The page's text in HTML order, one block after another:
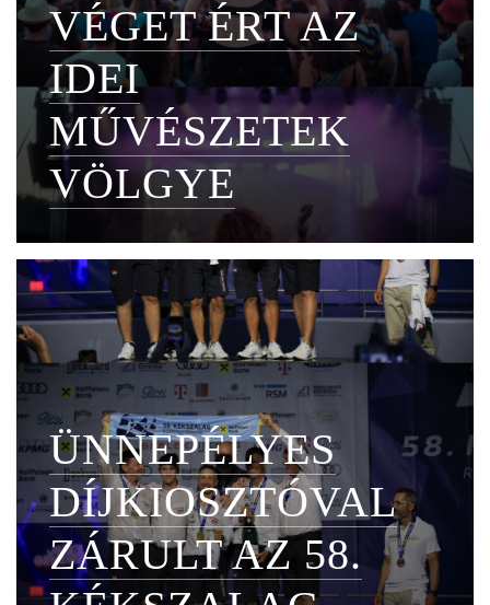
VÉGET ÉRT AZ
IDEI
MŰVÉSZETEK
VÖLGYE
ÜNNEPÉLYES
DÍJKIOSZTÓVAL
ZÁRULT AZ 58.